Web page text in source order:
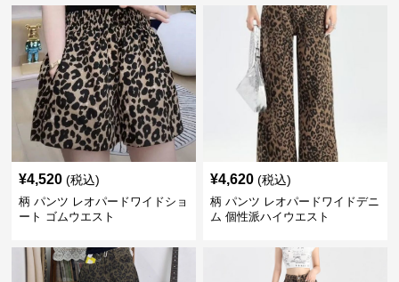
¥4,520 (税込)
柄 パンツ レオパードワイドショ
ート ゴムウエスト
¥4,620 (税込)
柄 パンツ レオパードワイドデニ
ム 個性派ハイウエスト